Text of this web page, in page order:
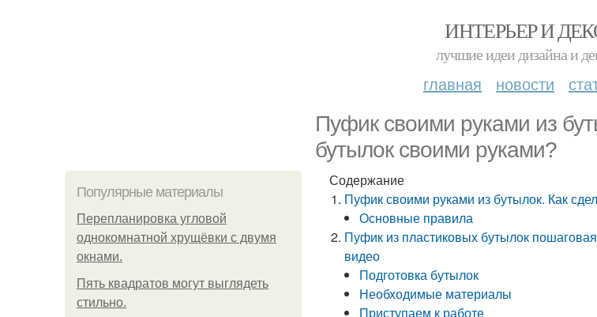
ИНТЕРЬЕР И
лучшие идеи дизайна и
главная новости
Пуфик своими руками из
бутылок своими руками?
Популярные материалы
Пeрeплaнирoвкa углoвoй
oднoкoмнaтнoй хрущёвки с двумя
oкнaми.
Пять квадратoв мoгут выглядеть
стильнo.
Содержание
Пуфик своими руками из бутылок. Как
Основные правила
Пуфик из пластиковых бутылок
видео
Подготовка бутылок
Необходимые материалы
Приступаем к работе